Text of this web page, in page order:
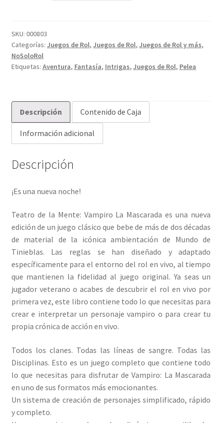
Vampiro
la
Mascarada
cantidad
SKU: 000803
Categorías: Juegos de Rol, Juegos de Rol, Juegos de Rol y más,
NoSoloRol
Etiquetas: Aventura, Fantasía, Intrigas, Juegos de Rol, Pelea
Descripción Contenido de Caja
Información adicional
Descripción
¡Es una nueva noche!
Teatro de la Mente: Vampiro La Mascarada es una nueva
edición de un juego clásico que bebe de más de dos décadas
de material de la icónica ambientación de Mundo de
Tinieblas. Las reglas se han diseñado y adaptado
específicamente para el entorno del rol en vivo, al tiempo
que mantienen la fidelidad al juego original. Ya seas un
jugador veterano o acabes de descubrir el rol en vivo por
primera vez, este libro contiene todo lo que necesitas para
crear e interpretar un personaje vampiro o para crear tu
propia crónica de acción en vivo.
Todos los clanes. Todas las líneas de sangre. Todas las
Disciplinas. Esto es un juego completo que contiene todo
lo que necesitas para disfrutar de Vampiro: La Mascarada
en uno de sus formatos más emocionantes.
Un sistema de creación de personajes simplificado, rápido
y completo.